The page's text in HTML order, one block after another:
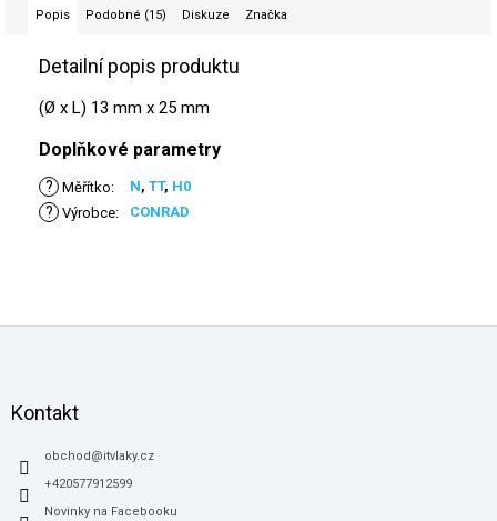
Popis Podobné (15) Diskuze Značka
Detailní popis produktu
(Ø x L) 13 mm x 25 mm
Doplňkové parametry
? Měřítko: N, TT, H0
? Výrobce: CONRAD
Kontakt
obchod @itvlaky.cz
+420577912599
Novinky na Facebooku